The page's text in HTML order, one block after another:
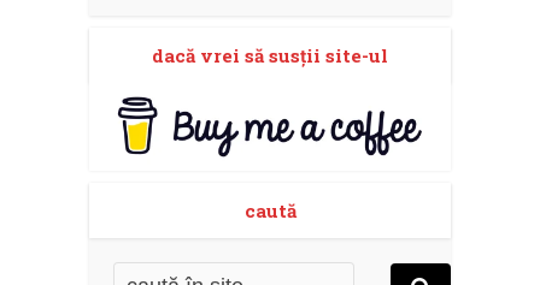
dacă vrei să susţii site-ul
caută